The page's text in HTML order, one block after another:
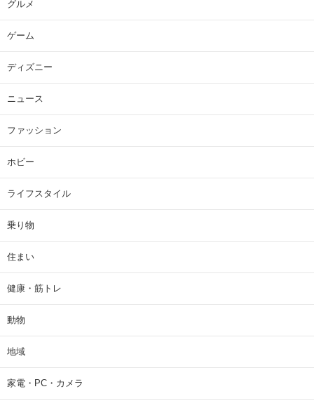
グルメ
ゲーム
ディズニー
ニュース
ファッション
ホビー
ライフスタイル
乗り物
住まい
健康・筋トレ
動物
地域
家電・PC・カメラ